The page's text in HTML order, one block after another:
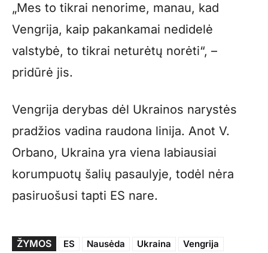
„Mes to tikrai nenorime, manau, kad
Vengrija, kaip pakankamai nedidelė
valstybė, to tikrai neturėtų norėti“, –
pridūrė jis.
Vengrija derybas dėl Ukrainos narystės
pradžios vadina raudona linija. Anot V.
Orbano, Ukraina yra viena labiausiai
korumpuotų šalių pasaulyje, todėl nėra
pasiruošusi tapti ES nare.
ŽYMOS ES Nausėda Ukraina Vengrija